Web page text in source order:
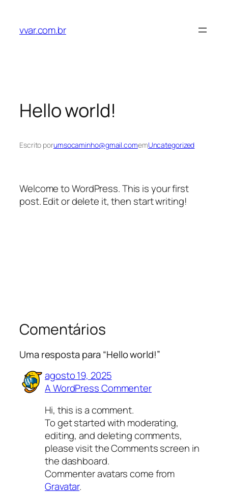
vvar.com.br
Hello world!
Escrito porumsocaminho@gmail.comemUncategorized
Welcome to WordPress. This is your first
post. Edit or delete it, then start writing!
Comentários
Uma resposta para “Hello world!”
agosto 19, 2025
A WordPress Commenter
Hi, this is a comment.
To get started with moderating,
editing, and deleting comments,
please visit the Comments screen in
the dashboard.
Commenter avatars come from
Gravatar.